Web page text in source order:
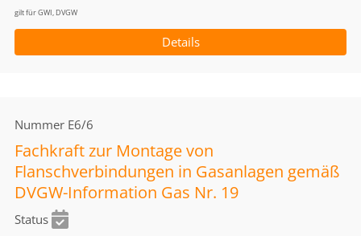
gilt für GWI, DVGW
Details
Nummer E6/6
Fachkraft zur Montage von
Flanschverbindungen in Gasanlagen gemäß
DVGW-Information Gas Nr. 19
Status